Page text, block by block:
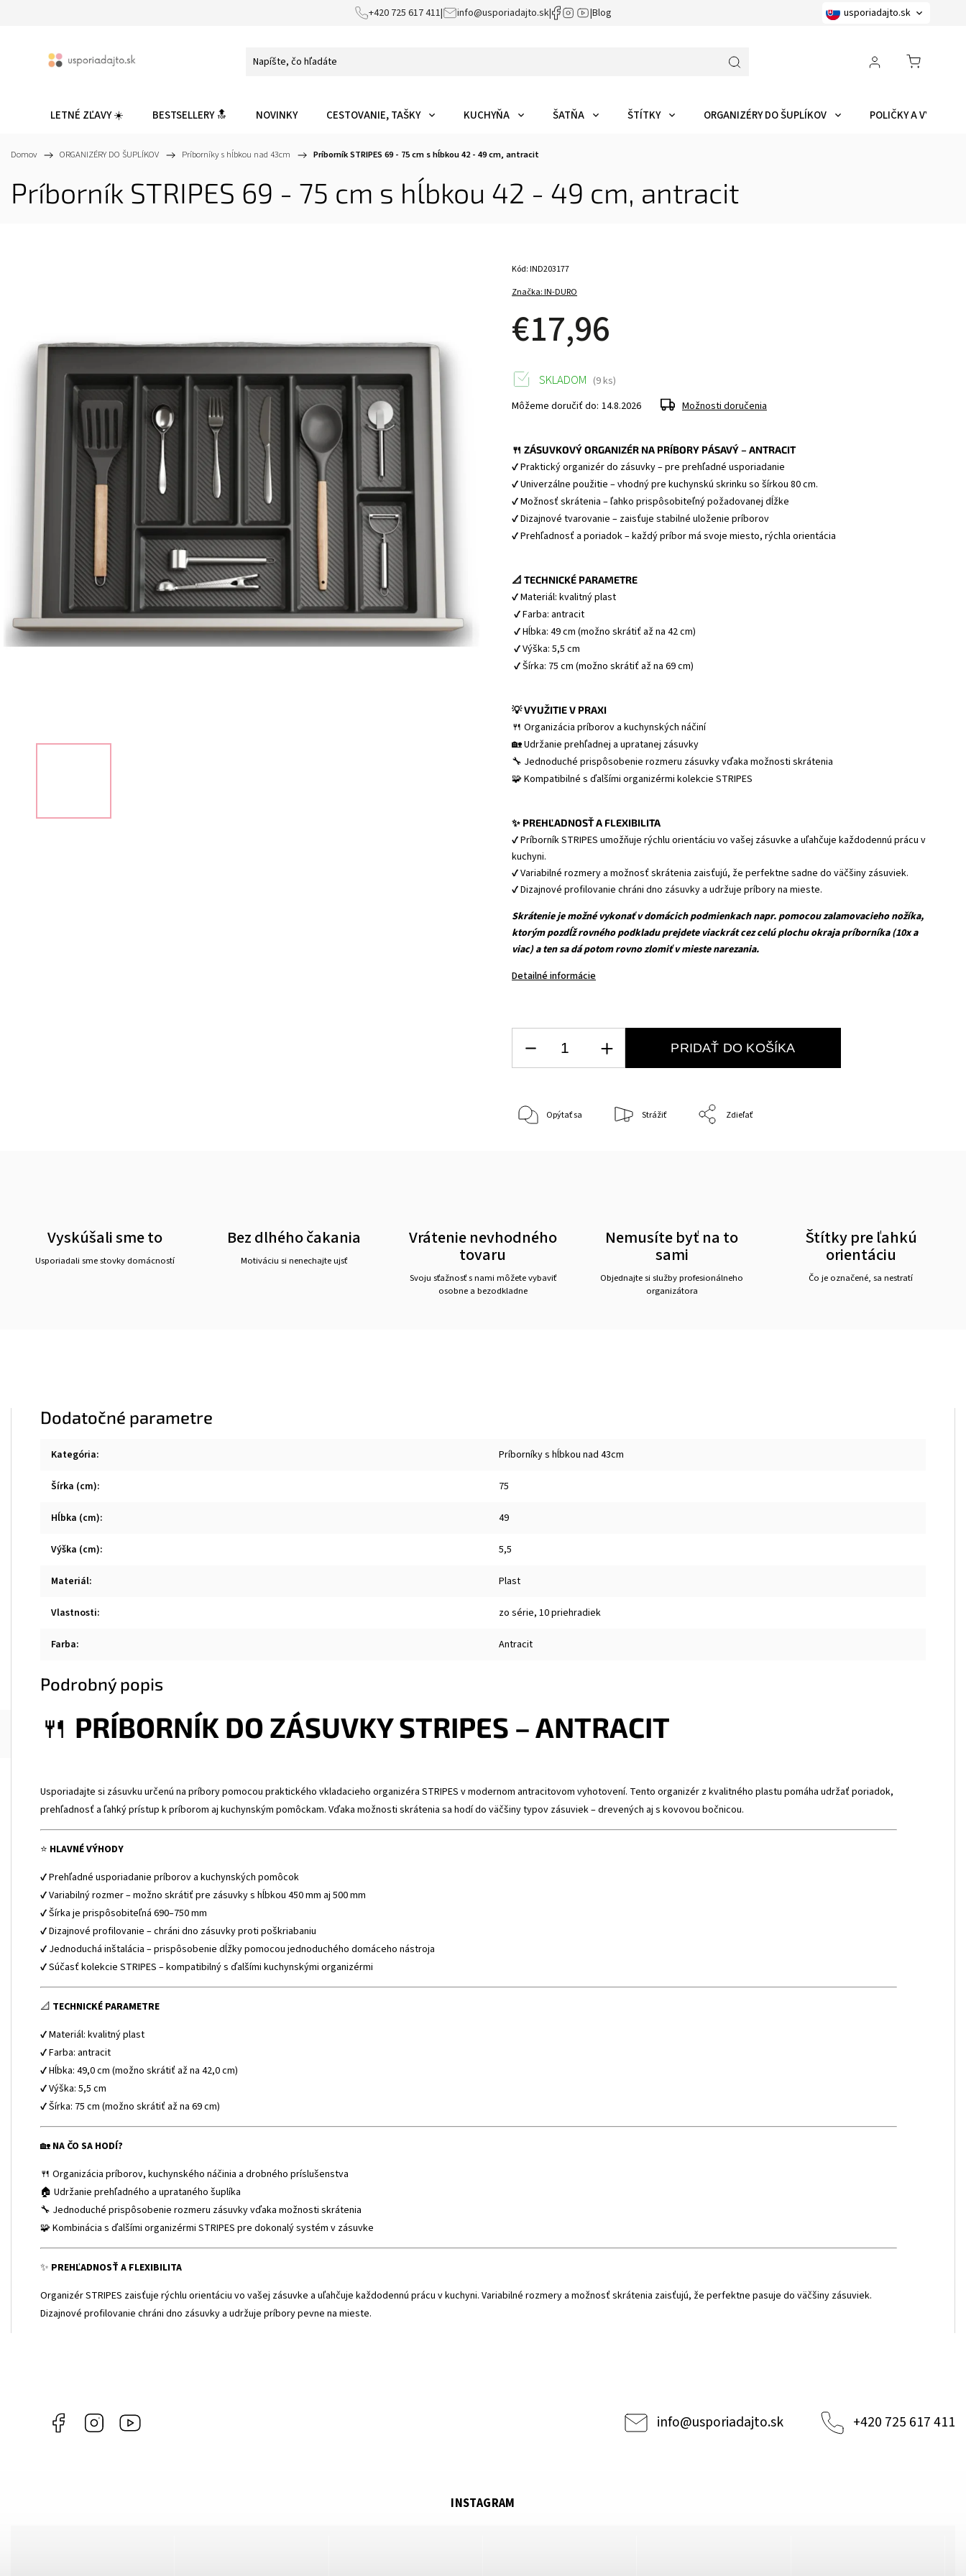
+420 725 617 411| info@usporiadajto.sk| |Blog usporiadajto.sk
LETNÉ ZĽAVY ☀️ BESTSELLERY 🔝 NOVINKY CESTOVANIE, TAŠKY KUCHYŇA ŠATŇA ŠTÍTKY ORGANIZÉRY DO ŠUPLÍKOV POLIČKY A
Domov / ORGANIZÉRY DO ŠUPLÍKOV / Príborníky s hĺbkou nad 43cm / Príborník STRIPES 69 - 75 cm s hĺbkou 42 - 49 cm, antracit
Príborník STRIPES 69 - 75 cm s hĺbkou 42 - 49 cm, antracit
Značka:IN-DURO
€17,96
Kód:IND203177
🍴 ZÁSUVKOVÝ ORGANIZÉR NA PRÍBORY PÁSAVÝ – ANTRACIT
✔ Praktický organizér do zásuvky – pre prehľadné usporiadanie
✔ Univerzálne použitie – vhodný pre kuchynskú skrinku so šírkou 80 cm.
✔ Možnosť skrátenia – ľahko prispôsobiteľný požadovanej dĺžke
✔ Dizajnové tvarovanie – zaisťuje stabilné uloženie príborov
📐 TECHNICKÉ PARAMETRE
✔ Materiál: kvalitný plast
✔ Farba: antracit
✔ Hĺbka: 49 cm (možno skrátiť až na 42 cm)
✔ Výška: 5,5 cm
✔ Šírka: 75 cm (možno skrátiť až na 69 cm)
💡 VYUŽITIE V PRAXI
🍴 Organizácia príborov a kuchynských náčiní
🏡 Udržanie prehľadnej a upratanej zásuvky
🔧 Jednoduché prispôsobenie rozmeru zásuvky vďaka možnosti skrátenia
✨ PREHĽADNOSŤ A FLEXIBILITA
✔ Príborník STRIPES umožňuje rýchlu orientáciu vo vašej zásuvke a uľahčuje každodennú prácu v
kuchyni.
✔ Variabilné rozmery a možnosť skrátenia zaisťujú, že perfektne sadne do väčšiny zásuviek.
✔ Dizajnové profilovanie chráni dno zásuvky a udržuje príbory na mieste.
Skrátenie je možné vykonať v domácich podmienkach napr. pomocou zalamovacieho nožíka,
ktorým pozdĺž rovného podkladu prejdete viackrát cez celú plochu okraja príborníka (10x a
viac) a ten sa dá potom rovno zlomiť v mieste narezania.
Detailné informácie
SKLADOM (9 ks)
Môžeme doručiť do: 14.8.2026 Možnosti doručenia
PRIDAŤ DO KOŠÍKA
Opýtať sa Strážiť Zdieľať
Vyskúšali sme to
Usporiadali sme stovky domácností
Bez dlhého čakania
Motiváciu si nenechajte ujsť
Vrátenie nevhodného
tovaru
Svoju sťažnosť s nami môžete vybaviť
osobne a bezodkladne
Nemusíte byť na to
sami
Objednajte si služby profesionálneho
organizátora
Štítky pre ľahkú
orientáciu
Čo je označené, sa nestratí
Dodatočné parametre
Kategória: Príborníky s hĺbkou nad 43cm
Šírka (cm): 75
Hĺbka (cm): 49
Výška (cm): 5,5
Materiál: Plast
Vlastnosti: zo série, 10 priehradiek
Farba: Antracit
Podrobný popis
🍴 PRÍBORNÍK DO ZÁSUVKY STRIPES – ANTRACIT
Usporiadajte si zásuvku určenú na príbory pomocou praktického vkladacieho organizéra STRIPES v modernom antracitovom vyhotovení. Tento organizér z kvalitného plastu pomáha udržať poriadok,
prehľadnosť a ľahký prístup k príborom aj kuchynským pomôckam. Vďaka možnosti skrátenia sa hodí do väčšiny typov zásuviek – drevených aj s kovovou bočnicou.
⭐ HLAVNÉ VÝHODY
✔ Prehľadné usporiadanie príborov a kuchynských pomôcok
✔ Variabilný rozmer – možno skrátiť pre zásuvky s hĺbkou 450 mm aj 500 mm
✔ Šírka je prispôsobiteľná 690–750 mm
✔ Dizajnové profilovanie – chráni dno zásuvky proti poškriabaniu
✔ Jednoduchá inštalácia – prispôsobenie dĺžky pomocou jednoduchého domáceho nástroja
✔ Súčasť kolekcie STRIPES – kompatibilný s ďalšími kuchynskými organizérmi
📐 TECHNICKÉ PARAMETRE
✔ Materiál: kvalitný plast
✔ Farba: antracit
✔ Hĺbka: 49,0 cm (možno skrátiť až na 42,0 cm)
✔ Výška: 5,5 cm
✔ Šírka: 75 cm (možno skrátiť až na 69 cm)
🏡 NA ČO SA HODÍ?
🍴 Organizácia príborov, kuchynského náčinia a drobného príslušenstva
🏠 Udržanie prehľadného a uprataného šuplíka
🔧 Jednoduché prispôsobenie rozmeru zásuvky vďaka možnosti skrátenia
🧩 Kombinácia s ďalšími organizérmi STRIPES pre dokonalý systém v zásuvke
✨ PREHĽADNOSŤ A FLEXIBILITA
Organizér STRIPES zaisťuje rýchlu orientáciu vo vašej zásuvke a uľahčuje každodennú prácu v kuchyni. Variabilné rozmery a možnosť skrátenia zaisťujú, že perfektne pasuje do väčšiny zásuviek.
Dizajnové profilovanie chráni dno zásuvky a udržuje príbory pevne na mieste.
Facebook Instagram info@usporiadajto.sk +420 725 617 411
INSTAGRAM